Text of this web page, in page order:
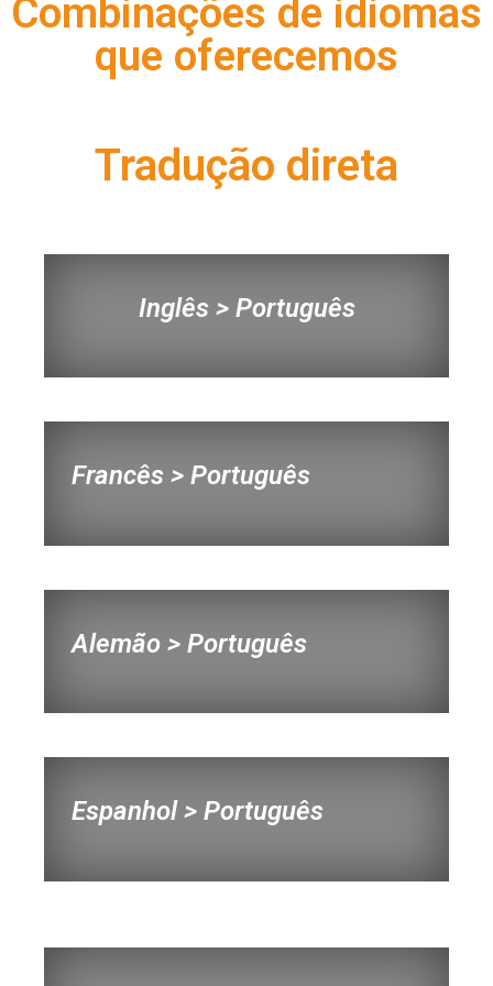
Combinações de idiomas
que oferecemos
Tradução direta
Inglês > Português
Francês > Português
Alemão > Português
Espanhol > Português